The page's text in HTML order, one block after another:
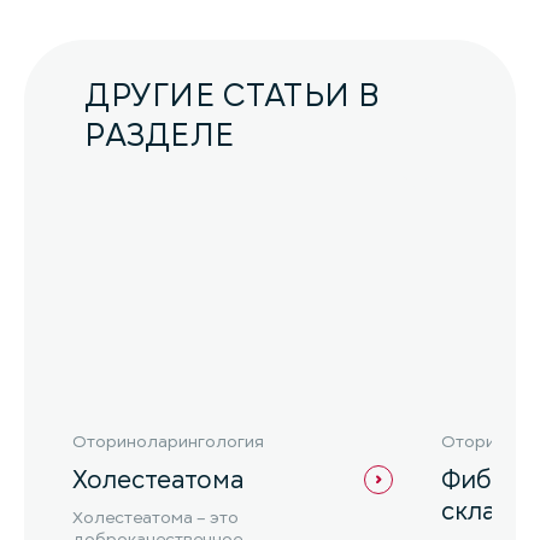
ДРУГИЕ СТАТЬИ В
РАЗДЕЛЕ
Оториноларингология
Холестеатома
Холестеатома – это